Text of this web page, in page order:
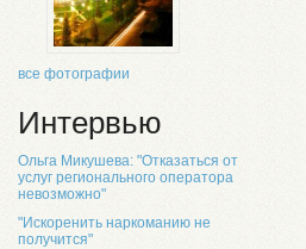
все фотографии
Интервью
Ольга Микушева: "Отказаться от
услуг регионального оператора
невозможно"
"Искоренить наркоманию не
получится"